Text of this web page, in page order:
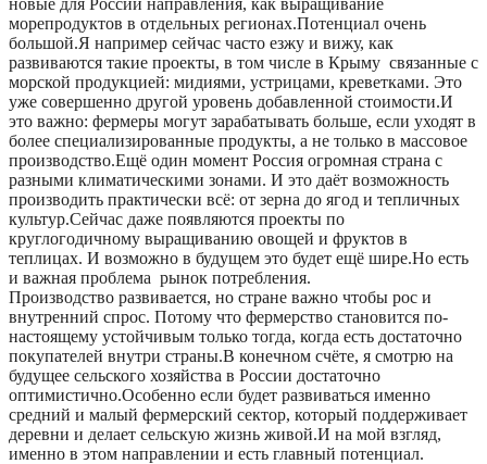
морепродуктов в отдельных регионах.Потенциал очень
большой.Я например сейчас часто езжу и вижу, как
развиваются такие проекты, в том числе в Крыму связанные с
морской продукцией: мидиями, устрицами, креветками. Это
уже совершенно другой уровень добавленной стоимости.И
это важно: фермеры могут зарабатывать больше, если уходят в
более специализированные продукты, а не только в массовое
производство.Ещё один момент Россия огромная страна с
разными климатическими зонами. И это даёт возможность
производить практически всё: от зерна до ягод и тепличных
культур.Сейчас даже появляются проекты по
круглогодичному выращиванию овощей и фруктов в
теплицах. И возможно в будущем это будет ещё шире.Но есть
и важная проблема рынок потребления.
Производство развивается, но стране важно чтобы рос и
внутренний спрос. Потому что фермерство становится по-
настоящему устойчивым только тогда, когда есть достаточно
покупателей внутри страны.В конечном счёте, я смотрю на
будущее сельского хозяйства в России достаточно
оптимистично.Особенно если будет развиваться именно
средний и малый фермерский сектор, который поддерживает
деревни и делает сельскую жизнь живой.И на мой взгляд,
именно в этом направлении и есть главный потенциал.